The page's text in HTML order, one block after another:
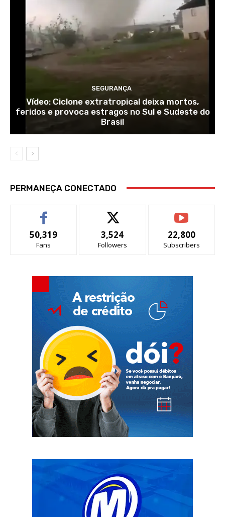
SEGURANÇA
Vídeo: Ciclone extratropical deixa mortos,
feridos e provoca estragos no Sul e Sudeste do
Brasil
PERMANEÇA CONECTADO
50,319
Fans
3,524
Followers
22,800
Subscribers